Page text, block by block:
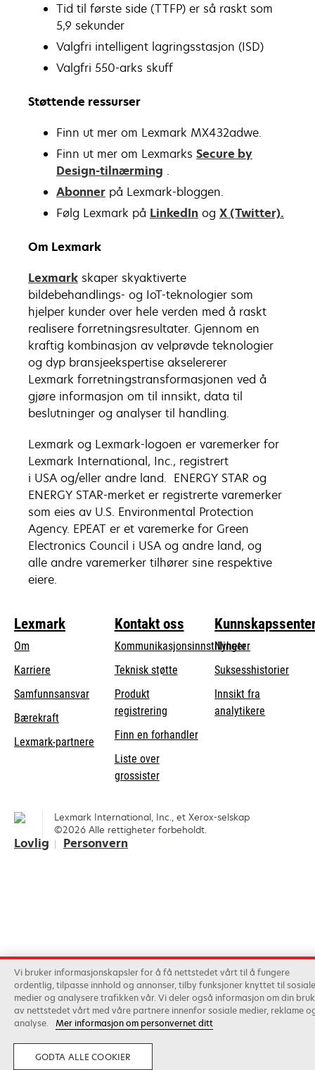
Tid til første side (TTFP) er så raskt som
5,9 sekunder
Valgfri intelligent lagringsstasjon (ISD)
Valgfri 550-arks skuff
Støttende ressurser
Finn ut mer om Lexmark MX432adwe.
Finn ut mer om Lexmarks Secure by
Design-tilnærming .
Abonner på Lexmark-bloggen.
Følg Lexmark på LinkedIn og X (Twitter).
Om Lexmark
Lexmark skaper skyaktiverte
bildebehandlings- og IoT-teknologier som
hjelper kunder over hele verden med å raskt
realisere forretningsresultater. Gjennom en
kraftig kombinasjon av velprøvde teknologier
og dyp bransjeekspertise akselererer
Lexmark forretningstransformasjonen ved å
gjøre informasjon om til innsikt, data til
beslutninger og analyser til handling.
Lexmark og Lexmark-logoen er varemerker for
Lexmark International, Inc., registrert
i USA og/eller andre land. ENERGY STAR og
ENERGY STAR-merket er registrerte varemerker
som eies av U.S. Environmental Protection
Agency. EPEAT er et varemerke for Green
Electronics Council i USA og andre land, og
alle andre varemerker tilhører sine respektive
eiere.
Lexmark
Om
Karriere
Samfunnsansvaropens
new
Bærekraft
Lexmark-partnere
Kontakt oss
Kommunikasjonsinnstillinger
Teknisk støtteopens
tab
Produkt
registrering
Finn en forhandler
Liste over
grossister
Nyheter
Suksesshistorier
Innsikt fra
analytikere
Lexmark International, Inc., et Xerox-selskap
©2026 Alle rettigheter forbeholdt.
Lovlig Personvern
Vi bruker informasjonskapsler for å få nettstedet vårt til å fungere
ordentlig, tilpasse innhold og annonser, tilby funksjoner knyttet til sosiale
medier og analysere trafikken vår. Vi deler også informasjon om din bruk
av nettstedet vårt med våre partnere innenfor sosiale medier, reklame
analyse. Mer informasjon om personvernet ditt
GODTA ALLE COOKIER